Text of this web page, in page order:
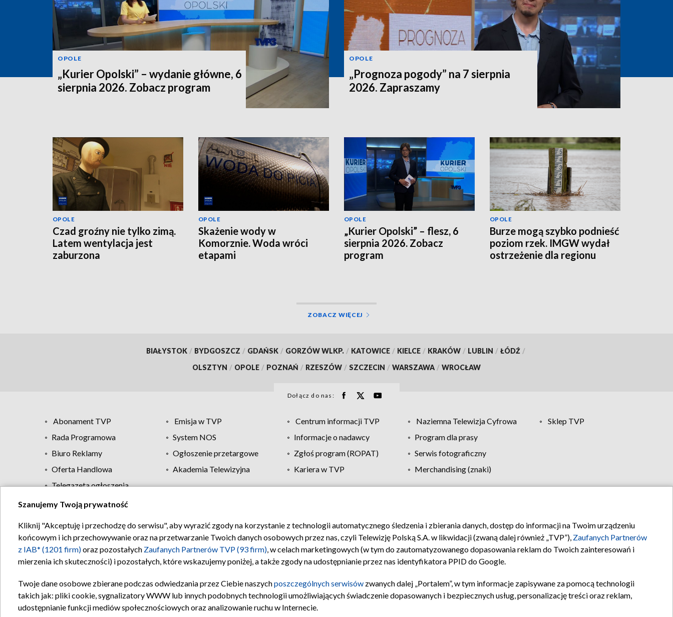
OPOLE
„Kurier Opolski” – wydanie główne, 6
sierpnia 2026. Zobacz program
OPOLE
„Prognoza pogody” na 7 sierpnia
2026. Zapraszamy
OPOLE
Czad groźny nie tylko zimą.
Latem wentylacja jest
zaburzona
OPOLE
Skażenie wody w
Komorznie. Woda wróci
etapami
OPOLE
„Kurier Opolski” – flesz, 6
sierpnia 2026. Zobacz
program
OPOLE
Burze mogą szybko podnieść
poziom rzek. IMGW wydał
ostrzeżenie dla regionu
ZOBACZ WIĘCEJ
BIAŁYSTOK / BYDGOSZCZ / GDAŃSK / GORZÓW WLKP. / KATOWICE / KIELCE / KRAKÓW / LUBLIN / ŁÓDŹ /
OLSZTYN / OPOLE / POZNAŃ / RZESZÓW / SZCZECIN / WARSZAWA / WROCŁAW
Dołącz do nas:
Abonament TVP Emisja w TVP Centrum informacji TVP Naziemna Telewizja Cyfrowa
Sklep TVP
Rada Programowa
System NOS Informacje o nadawcy
Program dla prasy
Biuro Reklamy
Ogłoszenie przetargowe Zgłoś program (ROPAT)
Serwis fotograficzny
Oferta Handlowa
Akademia Telewizyjna Kariera w TVP
Merchandising (znaki)
Telegazeta ogłoszenia
Regulamin TVP Polityka prywatności Moje zgody Pomoc Biuro reklamy Kontakt
Szanujemy Twoją prywatność
Kliknij "Akceptuję i przechodzę do serwisu", aby wyrazić zgody na korzystanie z technologii automatycznego śledzenia i zbierania danych, dostęp do informacji na Twoim urządzeniu
końcowym i ich przechowywanie oraz na przetwarzanie Twoich danych osobowych przez nas, czyli Telewizję Polską S.A. w likwidacji (zwaną dalej również „TVP”), Zaufanych Partnerów
z IAB* (1201 firm)oraz pozostałych Zaufanych Partnerów TVP (93 firm), w celach marketingowych (w tym do zautomatyzowanego dopasowania reklam do Twoich zainteresowań i
mierzenia ich skuteczności) i pozostałych, które wskazujemy poniżej, a także zgody na udostępnianie przez nas identyfikatora PPID do Google.
Twoje dane osobowe zbierane podczas odwiedzania przez Ciebie naszychposzczególnych serwisów zwanych dalej „Portalem”, w tym informacje zapisywane za pomocą technologii
takich jak: pliki cookie, sygnalizatory WWW lub innych podobnych technologii umożliwiających świadczenie dopasowanych i bezpiecznych usług, personalizację treści oraz reklam,
udostępnianie funkcji mediów społecznościowych oraz analizowanie ruchu w Internecie.